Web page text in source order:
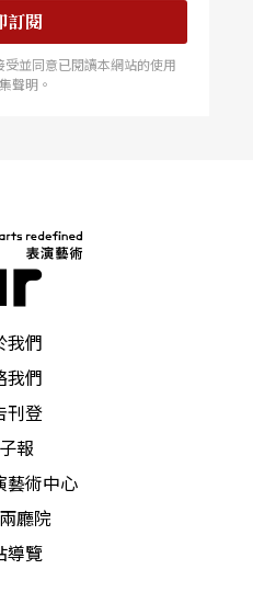
訂閱
並同意已閱讀本網站的使用
聲明。
我們
我們
刊登
報
藝術中心
廳院
導覽